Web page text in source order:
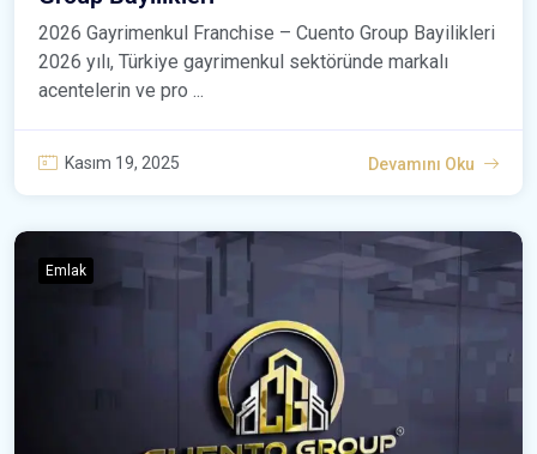
2026 Gayrimenkul Franchise – Cuento Group Bayilikleri
2026 yılı, Türkiye gayrimenkul sektöründe markalı
acentelerin ve pro ...
Kasım 19, 2025 Devamını Oku
Emlak